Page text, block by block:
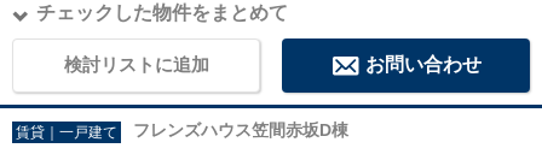
チェックした物件をまとめて
検討リストに追加 お問い合わせ
賃貸｜一戸建て フレンズハウス笠間赤坂D棟